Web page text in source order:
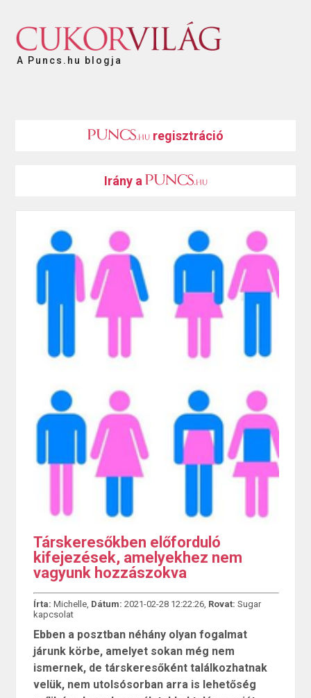
A Puncs.hu blogja
regisztráció
Irány a
Társkeresőkben előforduló
kifejezések, amelyekhez nem
vagyunk hozzászokva
Írta: Michelle, Dátum: 2021-02-28 12:22:26, Rovat: Sugar
kapcsolat
Ebben a posztban néhány olyan fogalmat
járunk körbe, amelyet sokan még nem
ismernek, de társkeresőként találkozhatnak
velük, nem utolsósorban arra is lehetőség